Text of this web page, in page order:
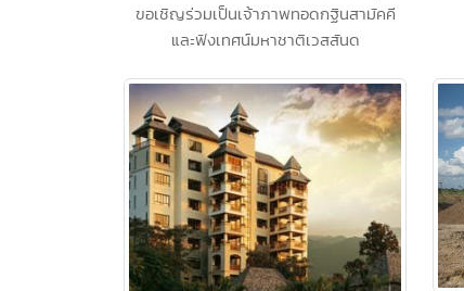
ขอเชิญร่วมเป็นเจ้าภาพทอดกฐินสามัคคี
และฟังเทศน์มหาชาติเวสสันด